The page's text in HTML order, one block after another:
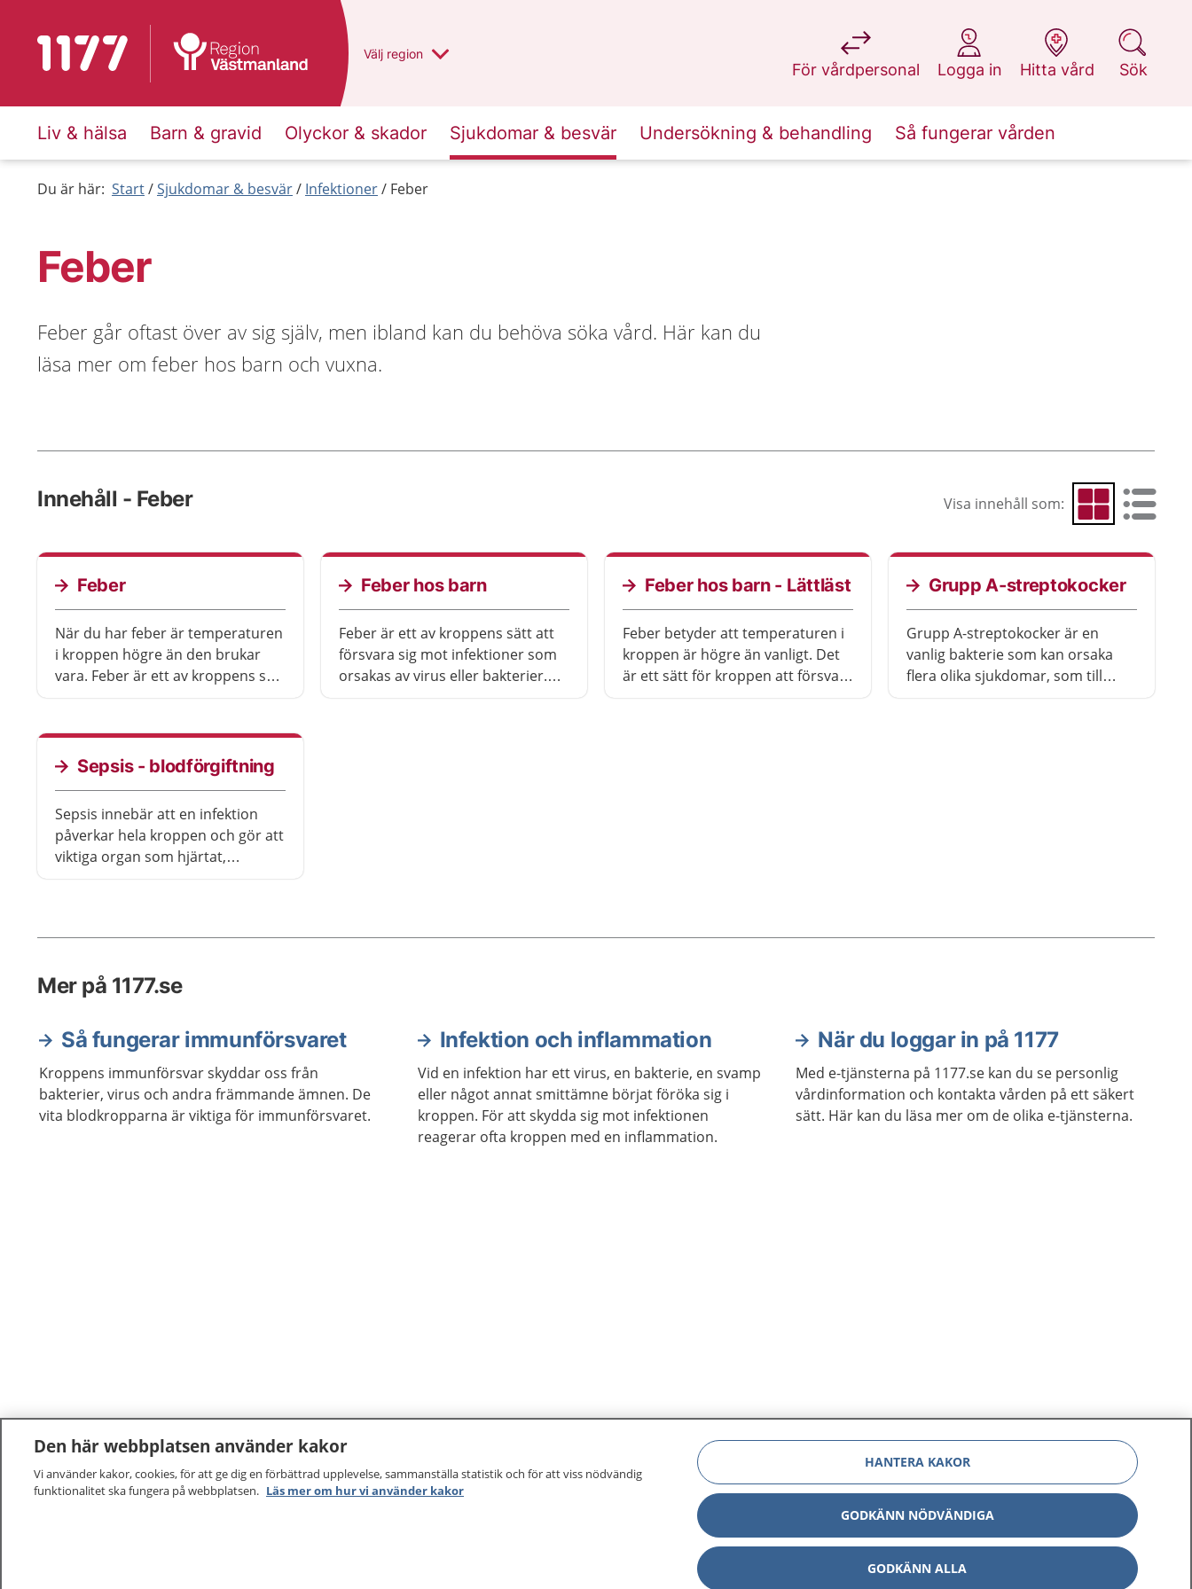
Till startsidan för 1177 Du har valt region
Välj en annan
region
För vårdpersonal
på 1177.se
Logga in
på 1177.se
Hitta vård
på 1177.se
Sök
på 1177.se
Liv & hälsa Barn & gravid Olyckor & skador Sjukdomar & besvär Undersökning & behandling Så fungerar vården
Du är här: Start Sjukdomar & besvär Infektioner Feber
Feber
Feber går oftast över av sig själv, men ibland kan du behöva söka vård. Här kan du
läsa mer om feber hos barn och vuxna.
Innehåll - Feber Visa innehåll som: Visa som rutnät
Visa som
Feber
När du har feber är temperaturen
i kroppen högre än den brukar
vara. Feber är ett av kroppens sätt
bakterier. Det är mycket vanligt
att få feber i samband med till
exempel förkylningar.
Feber hos barn
Feber är ett av kroppens sätt att
försvara sig mot infektioner som
orsakas av virus eller bakterier.
Feber hos barn - Lättläst
Feber betyder att temperaturen i
kroppen är högre än vanligt. Det
är ett sätt för kroppen att försvara
Grupp A-streptokocker
Grupp A-streptokocker är en
vanlig bakterie som kan orsaka
flera olika sjukdomar, som till
Sepsis - blodförgiftning
Sepsis innebär att en infektion
påverkar hela kroppen och gör att
viktiga organ som hjärtat,
Mer på 1177.se
Så fungerar immunförsvaret
Kroppens immunförsvar skyddar oss från
bakterier, virus och andra främmande ämnen. De
vita blodkropparna är viktiga för immunförsvaret.
Infektion och inflammation
Vid en infektion har ett virus, en bakterie, en svamp
eller något annat smittämne börjat föröka sig i
kroppen. För att skydda sig mot infektionen
reagerar ofta kroppen med en inflammation.
När du loggar in på 1177
Med e-tjänsterna på 1177.se kan du se personlig
vårdinformation och kontakta vården på ett säkert
sätt. Här kan du läsa mer om de olika e-tjänsterna.
Other languages Om 1177
Den här webbplatsen använder kakor
Vi använder kakor, cookies, för att ge dig en förbättrad upplevelse, sammanställa statistik och för att viss nödvändig
funktionalitet ska fungera på webbplatsen. Läs mer om hur vi använder kakor
HANTERA KAKOR
GODKÄNN NÖDVÄNDIGA
GODKÄNN ALLA